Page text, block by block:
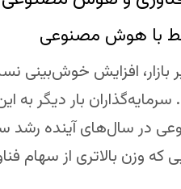
با هوش مصنوعی
افزایش خوش‌بینی
بار دیگر به این
در سال‌های آینده رشد
وزن بالاتری از سهام